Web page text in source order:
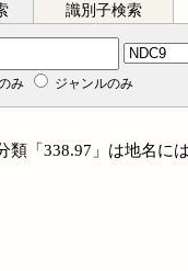
識別子検索
み ジャンルのみ
類「338.97」は地名に